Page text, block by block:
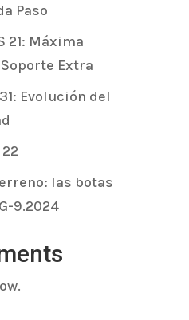
Paso
21: Máxima
Extra
Evolución del
las botas
9.2024